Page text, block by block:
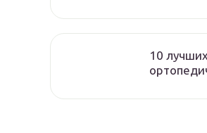
10 лучших